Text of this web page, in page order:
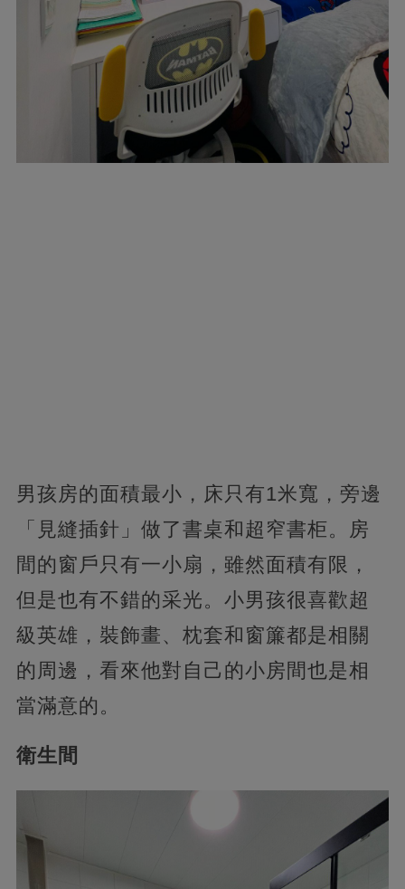
男孩房的面積最小，床只有1米寬，旁邊
「見縫插針」做了書桌和超窄書柜。房
間的窗戶只有一小扇，雖然面積有限，
但是也有不錯的采光。小男孩很喜歡超
級英雄，裝飾畫、枕套和窗簾都是相關
的周邊，看來他對自己的小房間也是相
當滿意的。
衛生間